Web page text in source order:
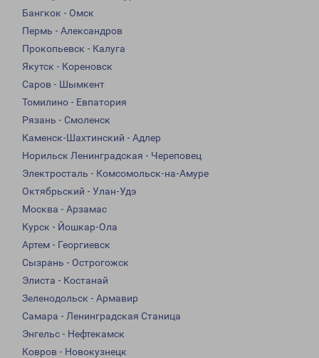
Бангкок - Омск
Пермь - Александров
Прокопьевск - Калуга
Якутск - Кореновск
Саров - Шымкент
Томилино - Евпатория
Рязань - Смоленск
Каменск-Шахтинский - Адлер
Норильск Ленинградская - Череповец
Электросталь - Комсомольск-на-Амуре
Октябрьский - Улан-Удэ
Москва - Арзамас
Курск - Йошкар-Ола
Артем - Георгиевск
Сызрань - Острогожск
Элиста - Костанай
Зеленодольск - Армавир
Самара - Ленинградская Станица
Энгельс - Нефтекамск
Ковров - Новокузнецк